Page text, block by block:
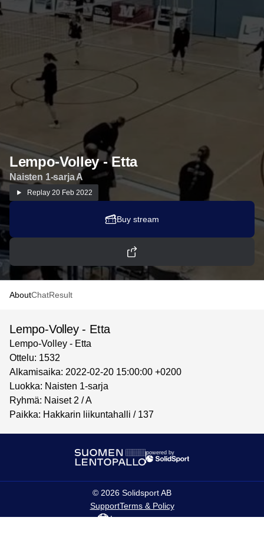
Lempo-Volley - Etta
Naisten 1-sarja A
Replay 20 Feb 2022
Buy stream
AboutChatResult
Lempo-Volley - Etta
Lempo-Volley - Etta
Ottelu: 1532
Alkamisaika: 2022-02-20 15:00:00 +0200
Luokka: Naisten 1-sarja
Ryhmä: Naiset 2 / A
Paikka: Hakkarin liikuntahalli / 137
powered by
© 2026 Solidsport AB
SupportTerms & Policy
Language